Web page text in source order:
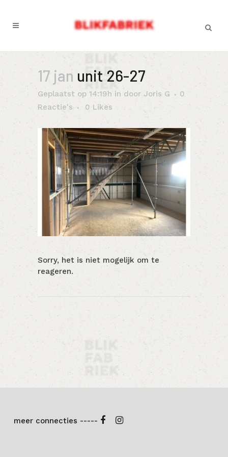
17 jan unit 26-27
Geplaatst op 14:19h in door Joris G
0
Reactie's
0 Likes
Sorry, het is niet mogelijk om te
reageren.
meer connecties -----